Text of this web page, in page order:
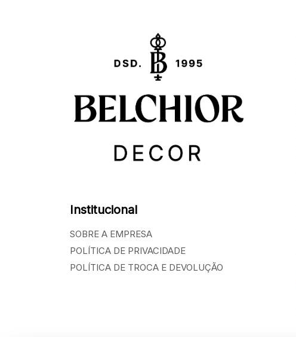
Institucional
SOBRE A EMPRESA
POLÍTICA DE PRIVACIDADE
POLÍTICA DE TROCA E DEVOLUÇÃO